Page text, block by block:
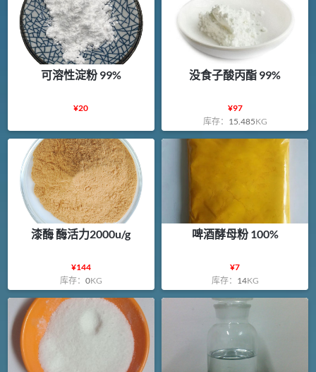
可溶性淀粉 99%
¥20
没食子酸丙酯 99%
¥97
库存： 15.485KG
漆酶 酶活力2000u/g
¥144
库存： 0KG
啤酒酵母粉 100%
¥7
库存： 14KG